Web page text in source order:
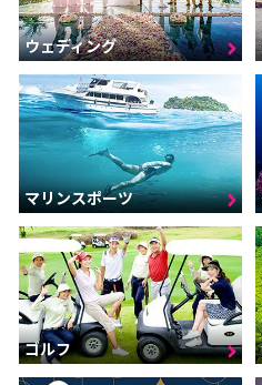
ウェディング
マリンスポーツ
ゴルフ